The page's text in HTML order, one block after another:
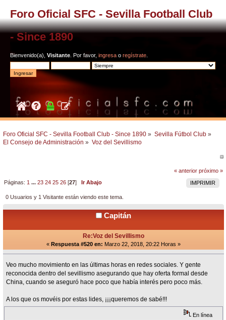
Foro Oficial SFC - Sevilla Football Club
- Since 1890
Bienvenido(a), Visitante . Por favor, ingresa o regístrate
Foro Oficial SFC - Sevilla Football Club - Since 1890 » Sevilla Fútbol Club »
El Consejo de Administración » Voz del Sevillismo
« anterior próximo »
IMPRIMIR
Páginas: 1 ...23 24 25 26 [27]Ir Abajo
0 Usuarios y 1 Visitante están viendo este tema.
Capitán
Re:Voz del Sevillismo
« Respuesta #520 en: Marzo 22, 2018, 20:22 Horas »
Veo mucho movimiento en las últimas horas en redes sociales. Y gente
reconocida dentro del sevillismo asegurando que hay oferta formal desde
China, cuando se aseguró hace poco que había interés pero poco más.
A los que os movéis por estas lides, ¡¡¡queremos de sabé!!!
En línea